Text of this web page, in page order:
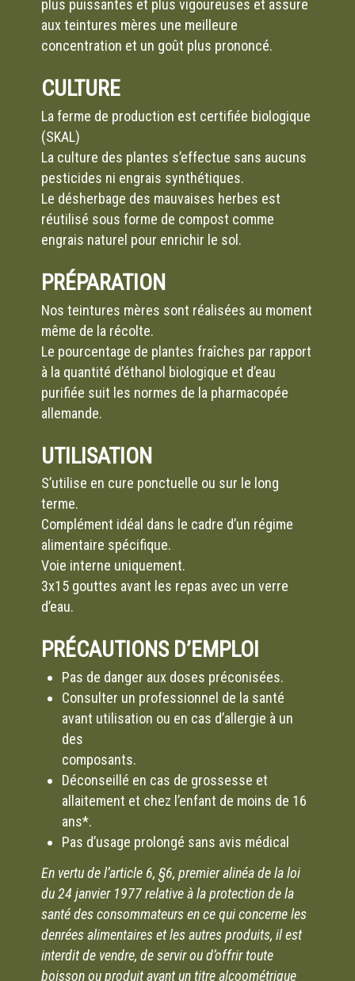
plus puissantes et plus vigoureuses et assure
aux teintures mères une meilleure
concentration et un goût plus prononcé.
CULTURE
La ferme de production est certifiée biologique
(SKAL)
La culture des plantes s’effectue sans aucuns
pesticides ni engrais synthétiques.
Le désherbage des mauvaises herbes est
réutilisé sous forme de compost comme
engrais naturel pour enrichir le sol.
PRÉPARATION
Nos teintures mères sont réalisées au moment
même de la récolte.
Le pourcentage de plantes fraîches par rapport
à la quantité d’éthanol biologique et d’eau
purifiée suit les normes de la pharmacopée
allemande.
UTILISATION
S’utilise en cure ponctuelle ou sur le long
terme.
Complément idéal dans le cadre d’un régime
alimentaire spécifique.
Voie interne uniquement.
3x15 gouttes avant les repas avec un verre
d’eau.
PRÉCAUTIONS D’EMPLOI
Pas de danger aux doses préconisées.
Consulter un professionnel de la santé
avant utilisation ou en cas d’allergie à un
des
composants.
Déconseillé en cas de grossesse et
allaitement et chez l’enfant de moins de 16
ans*.
Pas d’usage prolongé sans avis médical
En vertu de l’article 6, §6, premier alinéa de la loi
du 24 janvier 1977 relative à la protection de la
santé des consommateurs en ce qui concerne les
denrées alimentaires et les autres produits, il est
interdit de vendre, de servir ou d’offrir toute
boisson ou produit ayant un titre alcoométrique